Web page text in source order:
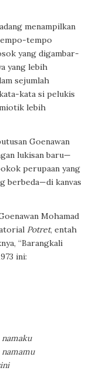
menampilkan
tempo
yang digambar-
yang lebih
sejumlah
kata si pelukis
lebih
Goenawan
lukisan baru—
perupaan yang
berbeda—di kanvas
Mohamad
Potret, entah
“Barangkali
ini: